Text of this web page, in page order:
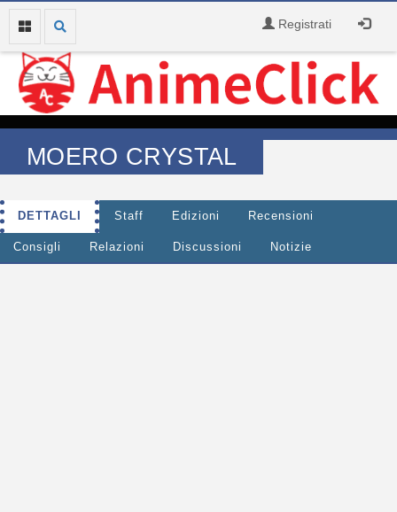
Registrati
MOERO CRYSTAL
DETTAGLI Staff Edizioni Recensioni
Consigli Relazioni Discussioni Notizie